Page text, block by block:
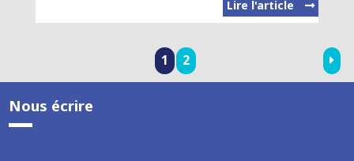
Lire l'article
1 2
Nous écrire